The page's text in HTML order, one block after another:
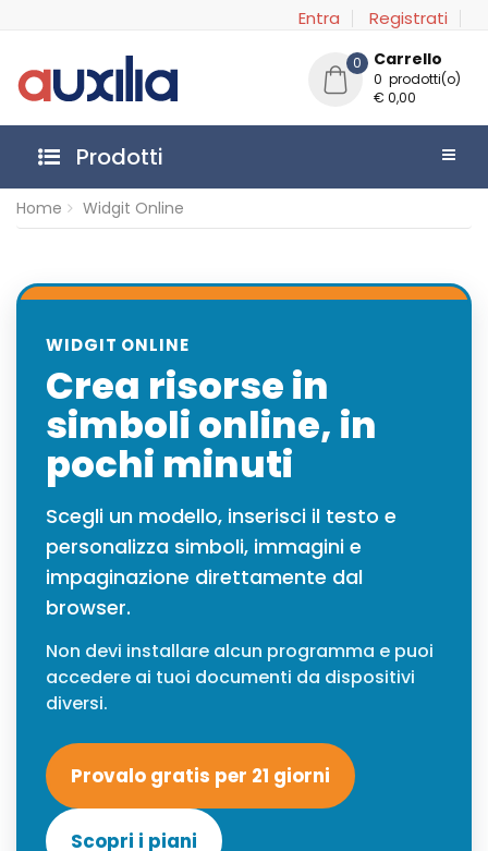
Entra Registrati
0 Carrello
0 prodotti(o)
€ 0,00
Prodotti
Home Widgit Online
WIDGIT ONLINE
Crea risorse in
simboli online, in
pochi minuti
Scegli un modello, inserisci il testo e
personalizza simboli, immagini e
impaginazione direttamente dal
browser.
Non devi installare alcun programma e puoi
accedere ai tuoi documenti da dispositivi
diversi.
Provalo gratis per 21 giorni
Scopri i piani